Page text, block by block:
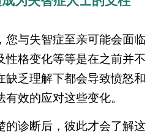
您与失智症至亲可能会面临
性格变化等等是在之前并不
缺乏理解下都会导致愤怒和
效的应对这些变化。
的诊断后，彼此才会了解这